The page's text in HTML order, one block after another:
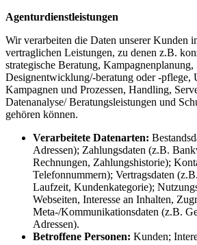
Agenturdienstleistungen
Wir verarbeiten die Daten unserer Kunden
vertraglichen Leistungen, zu denen z.B.
strategische Beratung,
Designentwicklung/-beratung oder -pflege,
Kampagnen und Prozessen, Handling,
Datenanalyse/ Beratungsleistungen und
gehören können.
Verarbeitete Datenarten:
Adressen); Zahlungsdaten (z.B.
Rechnungen, Zahlungshistorie);
Telefonnummern); Vertragsdaten
Laufzeit, Kundenkategorie);
Webseiten, Interesse an Inhalten,
Meta-/Kommunikationsdaten (z.B.
Adressen).
Betroffene Personen: Kunden;